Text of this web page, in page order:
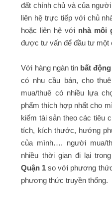
đất chính chủ và của
liên hệ trực tiếp với chủ
hoặc liên hệ với nhà môi
được tư vấn để đầu tư một
Với hàng ngàn tin bất
có nhu cầu bán, cho
mua/thuê có nhiều lựa
phẩm thích hợp nhất cho
kiếm tài sản theo các tiêu
tích, kích thước, hướng
của mình…. người mua/
nhiều thời gian đi lại
Quận 1 so với phương
phương thức truyền thống.